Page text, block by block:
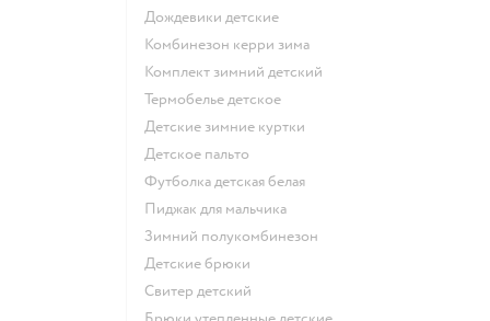
Дождевики детские
Комбинезон керри зима
Комплект зимний детский
Термобелье детское
Детские зимние куртки
Детское пальто
Футболка детская белая
Пиджак для мальчика
Зимний полукомбинезон
Детские брюки
Свитер детский